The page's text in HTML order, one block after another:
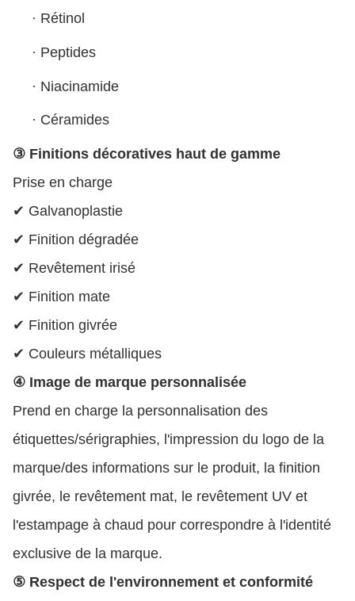
· Rétinol
· Peptides
· Niacinamide
· Céramides
③ Finitions décoratives haut de gamme
Prise en charge
✔ Galvanoplastie
✔ Finition dégradée
✔ Revêtement irisé
✔ Finition mate
✔ Finition givrée
✔ Couleurs métalliques
④ Image de marque personnalisée
Prend en charge la personnalisation des
étiquettes/sérigraphies, l'impression du logo de la
marque/des informations sur le produit, la finition
givrée, le revêtement mat, le revêtement UV et
l'estampage à chaud pour correspondre à l'identité
exclusive de la marque.
⑤ Respect de l'environnement et conformité